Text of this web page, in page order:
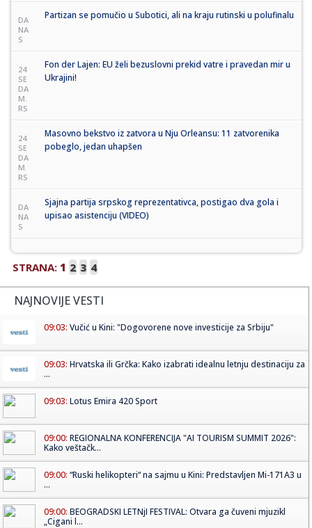
DA
NA
S
Partizan se pomučio u Subotici, ali na kraju rutinski u polufinalu
24
SE
DA
M.
RS
Fon der Lajen: EU želi bezuslovni prekid vatre i pravedan mir u
Ukrajini!
24
SE
DA
M.
RS
Masovno bekstvo iz zatvora u Nju Orleansu: 11 zatvorenika
pobeglo, jedan uhapšen
DA
NA
S
Sjajna partija srpskog reprezentativca, postigao dva gola i
upisao asistenciju (VIDEO)
STRANA: 1 2 3 4
NAJNOVIJE VESTI
09:03: Vučić u Kini: "Dogovorene nove investicije za Srbiju"
09:03: Hrvatska ili Grčka: Kako izabrati idealnu letnju destinaciju za
...
09:03: Lotus Emira 420 Sport
09:00: REGIONALNA KONFERENCIJA "AI TOURISM SUMMIT 2026":
Kako veštačk...
09:00: “Ruski helikopteri“ na sajmu u Kini: Predstavljen Mi-171A3 u
...
09:00: BEOGRADSKI LETNjI FESTIVAL: Otvara ga čuveni mjuzikl
„Cigani l...